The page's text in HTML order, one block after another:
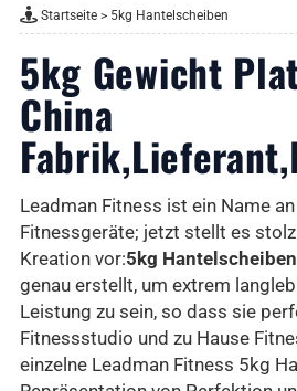
Startseite> 5kg Hantelscheiben
5kg Gewicht
China
Leadman Fitness ist ein Name
Fitnessgeräte; jetzt stellt es
Kreation vor:5kg Hantelscheiben
genau erstellt, um extrem
Leistung zu sein, so dass sie
Fitnessstudio und zu Hause
einzelne Leadman Fitness 5kg